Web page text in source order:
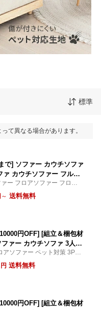
標準
て異なる場合があります。
で] ソファー カウチソファ
ァ カウチソファー フルカ
える コーナーソファー L
セット 三人掛け ペットに
ー フロアソファー フロアー
ソファー ロータイプ 3人掛け
ァベッド ソファーベッド ソ
～ 送料無料
円OFF] [組立＆梱包材
ァー カウチソファ 3人掛
ルカバーリング ソファ カ
ソファーセット ペットに
アソファー ペット対策 3Pソ
トに強い 猫対策 犬に強い ペ
イクリーニング コーナーソフ
円 送料無料
円OFF] [組立＆梱包材